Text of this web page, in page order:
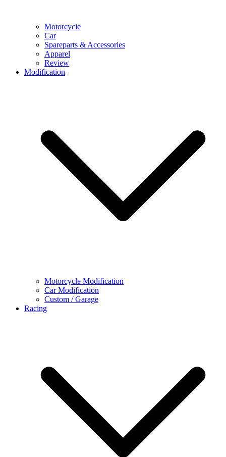
Motorcycle
Car
Spareparts & Accessories
Apparel
Review
Modification
Motorcycle Modification
Car Modification
Custom / Garage
Racing